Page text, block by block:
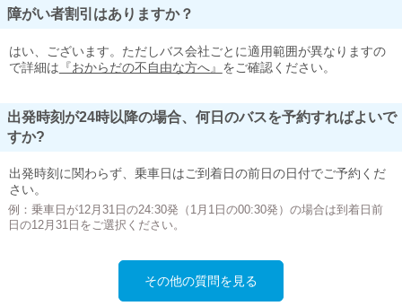
障がい者割引はありますか？
はい、ございます。ただしバス会社ごとに適用範囲が異なりますの
で詳細は 『おからだの不自由な方へ』 をご確認ください。
出発時刻が24時以降の場合、何日のバスを予約すればよいで
すか?
出発時刻に関わらず、乗車日はご到着日の前日の日付でご予約くだ
さい。
例：乗車日が12月31日の24:30発（1月1日の00:30発）の場合は到着日前
日の12月31日をご選択ください。
その他の質問を見る